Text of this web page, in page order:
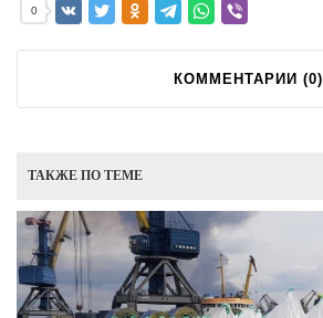
0
КОММЕНТАРИИ (0)
ТАКЖЕ ПО ТЕМЕ